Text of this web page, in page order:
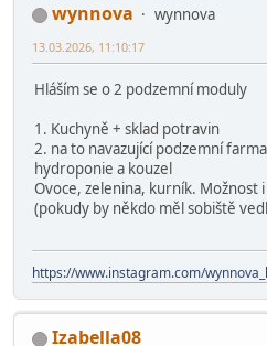
wynnova
wynnova
13.03.2026, 11:10:17
Hláším se o 2 podzemní moduly
1. Kuchyně + sklad potravin
2. na to navazující podzemní
hydroponie a kouzel
Ovoce, zelenina, kurník. Možnost
(pokudy by někdo měl sobiště
https://www.instagram.com/
Izabella08